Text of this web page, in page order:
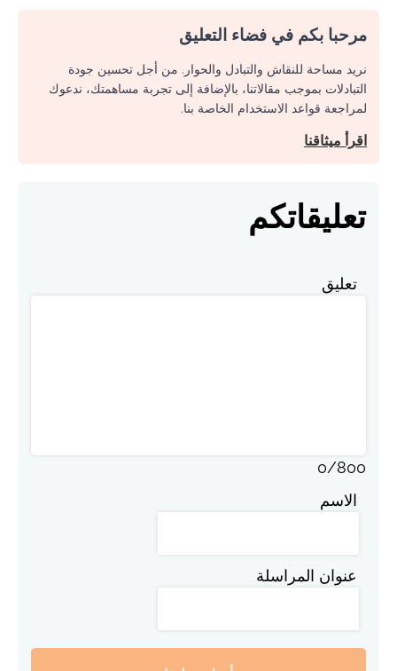
مرحبا بكم في فضاء التعليق
نريد مساحة للنقاش والتبادل والحوار. من أجل تحسين جودة
التبادلات بموجب مقالاتنا، بالإضافة إلى تجربة مساهمتك، ندعوك
لمراجعة قواعد الاستخدام الخاصة بنا.
اقرأ ميثاقنا
تعليقاتكم
تعليق
0/800
الاسم
عنوان المراسلة